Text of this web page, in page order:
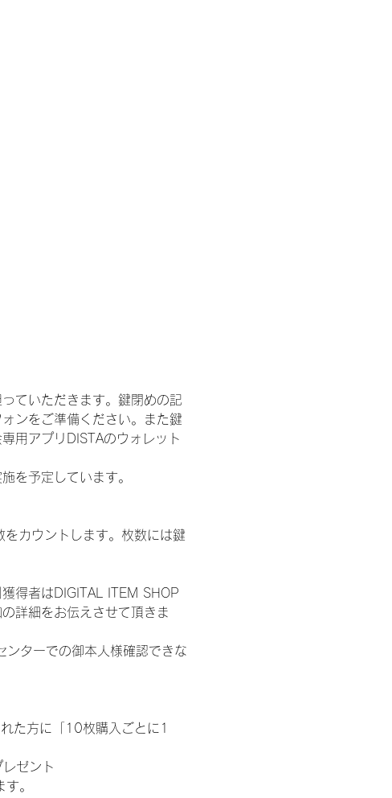
ていただきます。鍵閉めの記
ンをご準備ください。また鍵
用アプリDISTAのウォレット
を予定しています。
カウントします。枚数には鍵
得者はDIGITAL ITEM SHOP
詳細をお伝えさせて頂きま
ターでの御本人様確認できな
た方に「10枚購入ごとに1
ゼント
。